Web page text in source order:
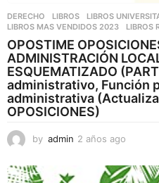
DERECHO ,LIBROS ,LIBROS
LIBROS MAS VENDIDOS 2023
,LIBROS
OPOSTIME
ADMINISTRACIÓN
ESQUEMATIZADO
administrativo, Función
administrativa
OPOSICIONES)
by admin 2 años ago
ñ
o